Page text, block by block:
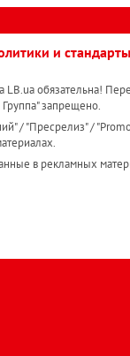
и стандарты
обязательна!
Группа" запрещено.
/ "Пресрелиз" /
в рекламных